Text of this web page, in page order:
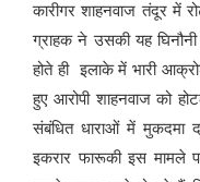
कारीगर शाहनवाज तंदूर में
ग्राहक ने उसकी यह
होते ही इलाके में भारी
हुए आरोपी शाहनवाज को
संबंधित धाराओं में मुकदमा
इकरार फारूकी इस मामले